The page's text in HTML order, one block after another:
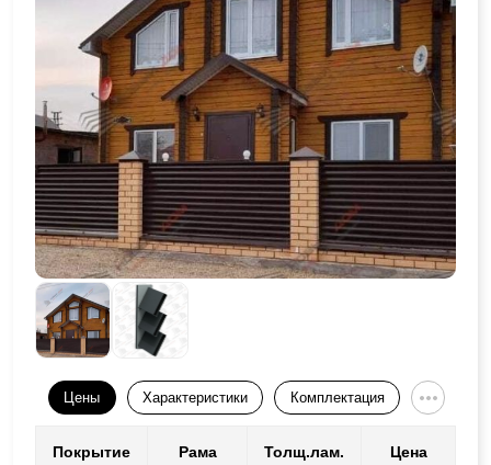
Цены Характеристики Комплектация
Покрытие Рама Толщ.лам. Цена